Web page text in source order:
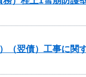
（翌債）工事に関